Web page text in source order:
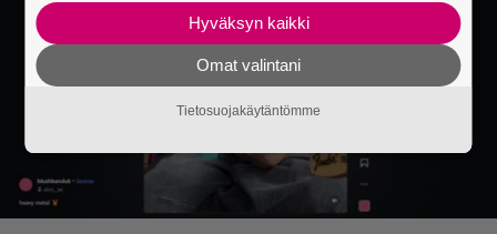
Hyväksyn kaikki
Omat valintani
Tietosuojakäytäntömme